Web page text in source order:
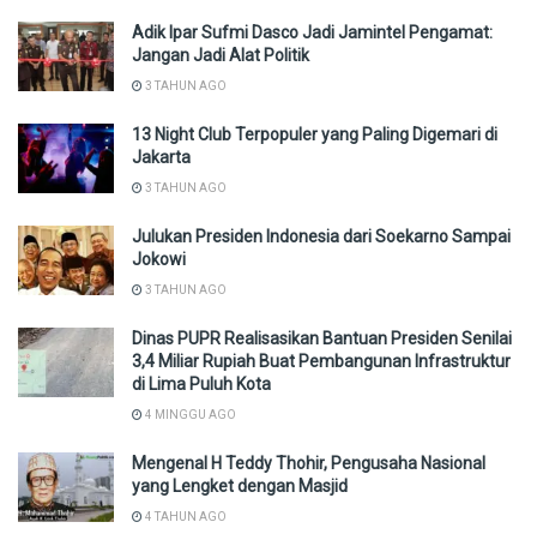
Adik Ipar Sufmi Dasco Jadi Jamintel Pengamat:
Jangan Jadi Alat Politik
3 TAHUN AGO
13 Night Club Terpopuler yang Paling Digemari di
Jakarta
3 TAHUN AGO
Julukan Presiden Indonesia dari Soekarno Sampai
Jokowi
3 TAHUN AGO
Dinas PUPR Realisasikan Bantuan Presiden Senilai
3,4 Miliar Rupiah Buat Pembangunan Infrastruktur
di Lima Puluh Kota
4 MINGGU AGO
Mengenal H Teddy Thohir, Pengusaha Nasional
yang Lengket dengan Masjid
4 TAHUN AGO